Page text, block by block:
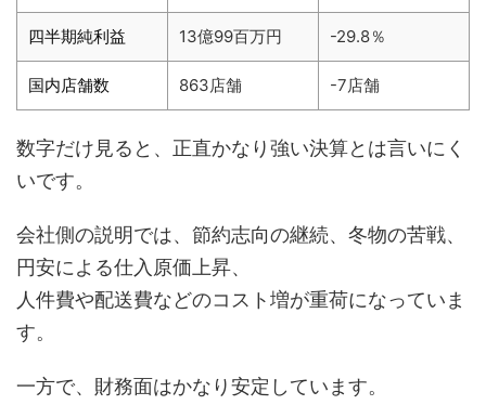
四半期純利益 13億99百万円 -29.8％
国内店舗数 863店舗 -7店舗
数字だけ見ると、正直かなり強い決算とは言いにく
いです。
会社側の説明では、節約志向の継続、冬物の苦戦、
円安による仕入原価上昇、
人件費や配送費などのコスト増が重荷になっていま
す。
一方で、財務面はかなり安定しています。